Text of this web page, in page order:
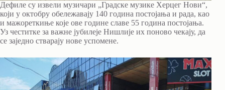
Дефиле су извели музичари „Градске музике Херцег Нови“,
који у октобру обележавају 140 година постојања и рада, као
и мажореткиње које ове године славе 55 година постојања.
Уз честитке за важне јубилеје Нишлије их поново чекају, да
се заједно стварају нове успомене.